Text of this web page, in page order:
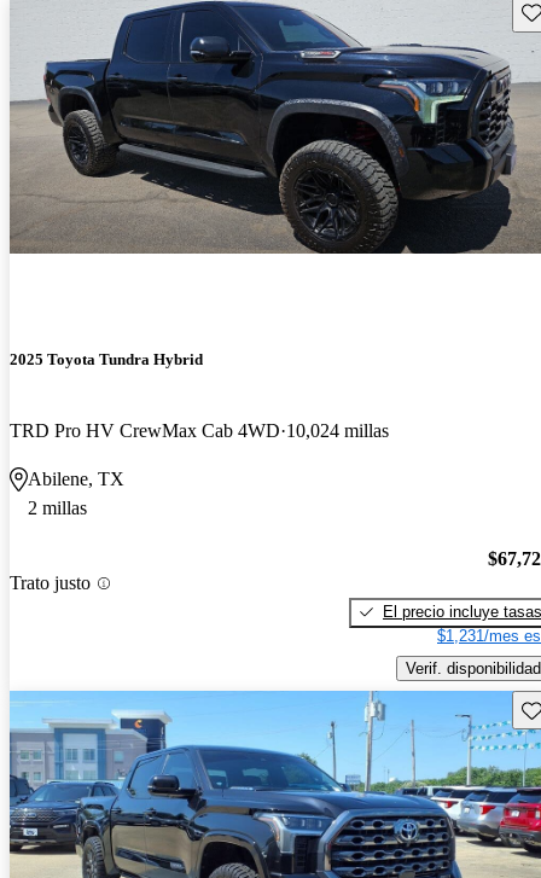
2025 Toyota Tundra Hybrid
TRD Pro HV CrewMax Cab 4WD 10,024 millas
Abilene, TX
2 millas
Trato justo
El precio incluye tasas
$1,231/mes
Verif. disponibilidad